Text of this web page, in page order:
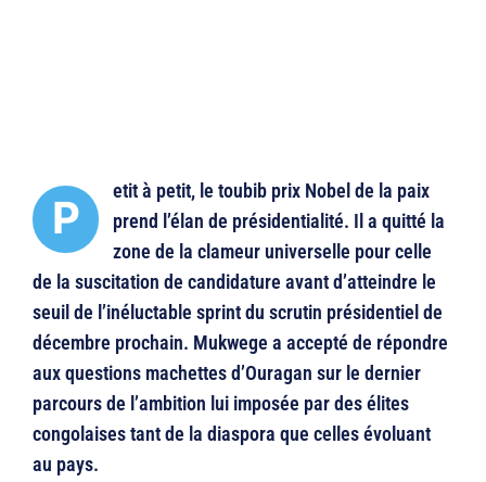
P
etit à petit, le toubib prix Nobel de la paix
prend l’élan de présidentialité. Il a quitté la
zone de la clameur universelle pour celle
de la suscitation de candidature avant d’atteindre le
seuil de l’inéluctable sprint du scrutin présidentiel de
décembre prochain. Mukwege a accepté de répondre
aux questions machettes d’Ouragan sur le dernier
parcours de l’ambition lui imposée par des élites
congolaises tant de la diaspora que celles évoluant
au pays.